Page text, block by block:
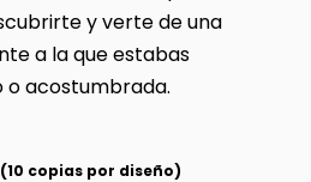
y verte de una
a la que estabas
acostumbrada.
copias por diseño)